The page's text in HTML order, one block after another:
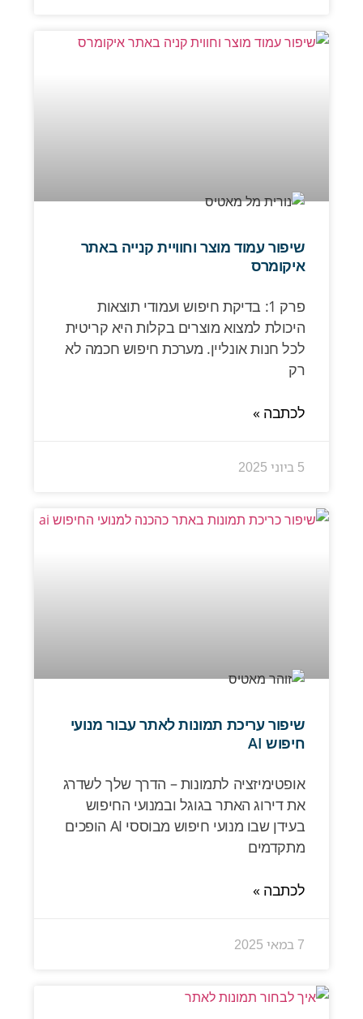
שיפור עמוד מוצר וחוויית קנייה באתר
איקומרס
פרק 1: בדיקת חיפוש ועמודי תוצאות
היכולת למצוא מוצרים בקלות היא קריטית
לכל חנות אונליין. מערכת חיפוש חכמה לא
רק
לכתבה »
5 ביוני 2025
שיפור עריכת תמונות לאתר עבור מנועי
חיפוש AI
אופטימיזציה לתמונות – הדרך שלך לשדרג
את דירוג האתר בגוגל ובמנועי החיפוש
בעידן שבו מנועי חיפוש מבוססי AI הופכים
מתקדמים
לכתבה »
7 במאי 2025